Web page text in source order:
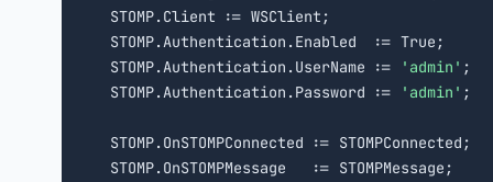
  STOMP.Client := WSClient;
  STOMP.Authentication.Enabled  := True;
  STOMP.Authentication.UserName :=
'admin' ;
  STOMP.Authentication.Password :=
'admin' ;
  STOMP.OnSTOMPConnected := STOMPConnected;
  STOMP.OnSTOMPMessage   := STOMPMessage;